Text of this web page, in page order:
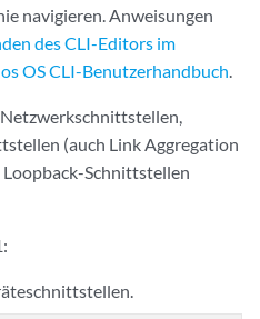
navigieren. Anweisungen
des CLI-Editors im
OS CLI-Benutzerhandbuch
(auch Link Aggregation
Schnittstellen